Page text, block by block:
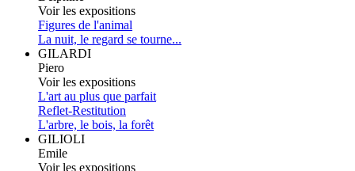
Voir les expositions
Figures de l'animal
La nuit, le regard se tourne...
GILARDI
Piero
Voir les expositions
L'art au plus que parfait
Reflet-Restitution
L'arbre, le bois, la forêt
GILIOLI
Emile
Voir les expositions